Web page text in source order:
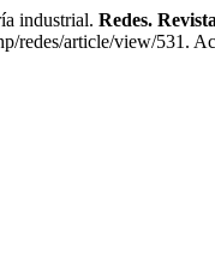
industrial. Redes.
redes/article/view/531.